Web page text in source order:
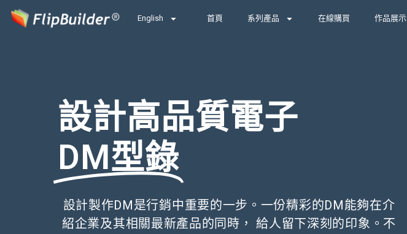
English 首頁 系列產品 在線購買 作品展示
設計高品質電子
DM型錄
設計製作DM是行銷中重要的一步。一份精彩的DM能夠在介
紹企業及其相關最新產品的同時， 給人留下深刻的印象。不